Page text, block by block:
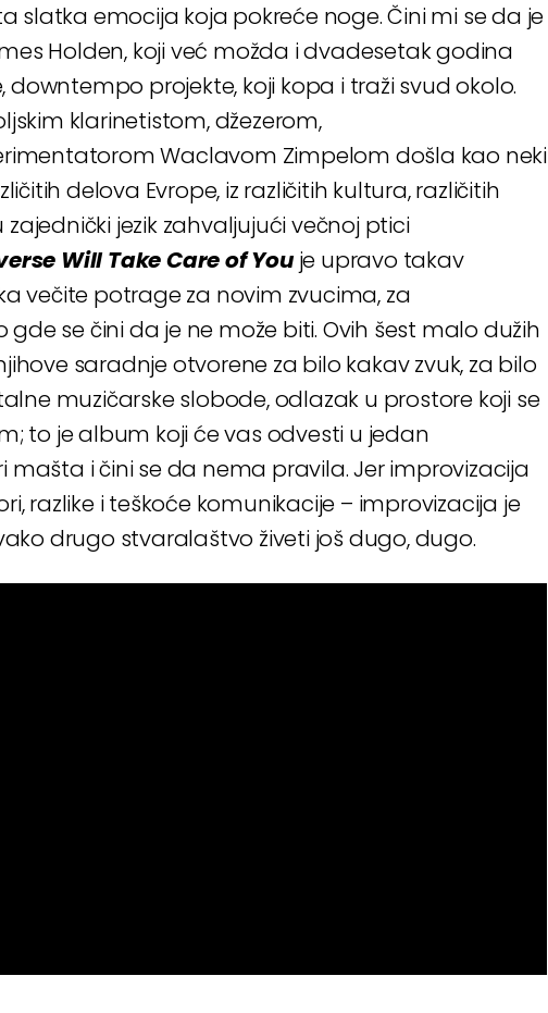
slatka emocija koja pokreće noge. Čini mi se da je
Holden, koji već možda i dvadesetak godina
projekte, koji kopa i traži svud okolo.
klarinetistom, džezerom,
Waclavom Zimpelom došla kao neki
delova Evrope, iz različitih kultura, različitih
jezik zahvaljujući večnoj ptici
Will Take Care of Youje upravo takav
večite potrage za novim zvucima, za
se čini da je ne može biti. Ovih šest malo dužih
saradnje otvorene za bilo kakav zvuk, za bilo
muzičarske slobode, odlazak u prostore koji se
to je album koji će vas odvesti u jedan
i čini se da nema pravila. Jer improvizacija
razlike i teškoće komunikacije – improvizacija je
drugo stvaralaštvo živeti još dugo, dugo.